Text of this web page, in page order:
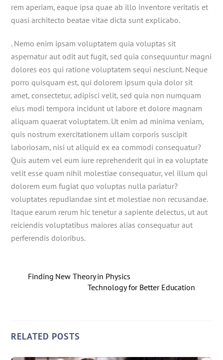
rem aperiam, eaque ipsa quae ab illo inventore veritatis et
quasi architecto beatae vitae dicta sunt explicabo.
. Nemo enim ipsam voluptatem quia voluptas sit
aspernatur aut odit aut fugit, sed quia consequuntur magni
dolores eos qui ratione voluptatem sequi nesciunt. Neque
porro quisquam est, qui dolorem ipsum quia dolor sit
amet, consectetur, adipisci velit, sed quia non numquam
eius modi tempora incidunt ut labore et dolore magnam
aliquam quaerat voluptatem. Ut enim ad minima veniam,
quis nostrum exercitationem ullam corporis suscipit
laboriosam, nisi ut aliquid ex ea commodi consequatur?
Quis autem vel eum iure reprehenderit qui in ea voluptate
velit esse quam nihil molestiae consequatur, vel illum qui
dolorem eum fugiat quo voluptas nulla pariatur?
voluptates repudiandae sint et molestiae non recusandae.
Itaque earum rerum hic tenetur a sapiente delectus, ut aut
reiciendis voluptatibus maiores alias consequatur aut
perferendis doloribus.
Finding New Theory in Physics
Technology for Better Education
RELATED POSTS